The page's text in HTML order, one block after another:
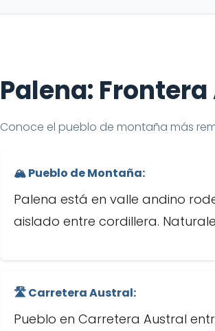
Palena:
Conoce el pueblo de montaña más
🏔️ Pueblo de Montaña:
Palena está en valle andino
aislado entre cordillera.
🛣️ Carretera Austral:
Pueblo en Carretera Austral